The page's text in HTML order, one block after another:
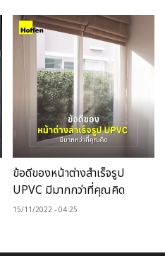
ข้อดีของหน้าต่างสำเร็จรูป
UPVC มีมากกว่าที่คุณคิด
15/11/2022 04:25